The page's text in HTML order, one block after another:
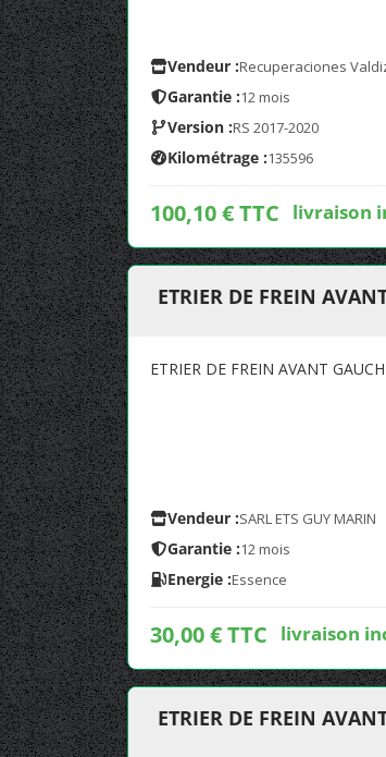
Vendeur :Recuperaciones
Garantie :12 mois
Version :RS 2017-2020
Kilométrage :135596
100,10 € TTC livraison
ETRIER DE FREIN
ETRIER DE FREIN AVANT
Vendeur :SARL ETS GUY MARIN
Garantie :12 mois
Energie :Essence
30,00 € TTC livraison
ETRIER DE FREIN